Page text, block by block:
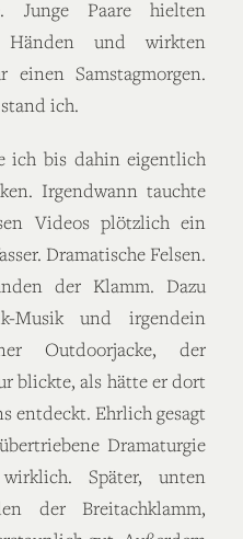
Junge Paare hielten
und wirkten
Samstagmorgen.
ich.
ich bis dahin eigentlich
Irgendwann tauchte
Videos plötzlich ein
Dramatische Felsen.
der Klamm. Dazu
Musik und irgendein
Outdoorjacke, der
blickte, als hätte er dort
entdeckt. Ehrlich gesagt
Dramaturgie
Später, unten
der Breitachklamm,